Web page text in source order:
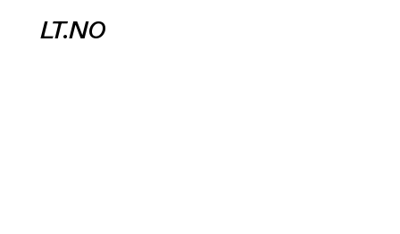
LT.NO